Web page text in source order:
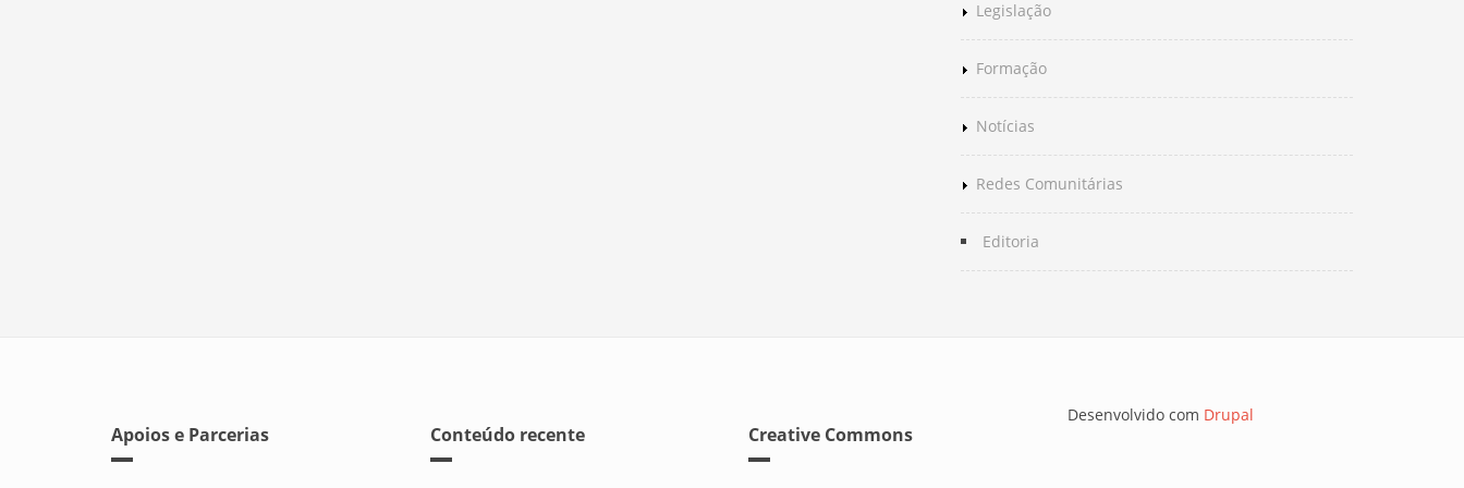
Legislação
Formação
Notícias
Redes Comunitárias
Editoria
Apoios e Parcerias Conteúdo recente Creative Commons
Desenvolvido com Drupal